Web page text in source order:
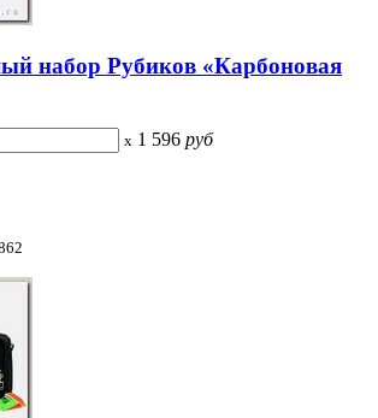
набор Рубиков «Карбоновая
x 1 596 руб